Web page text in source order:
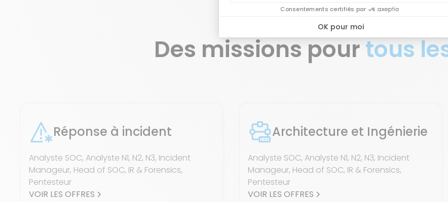
Des missions pourtous
Réponse à incident
Analyste SOC, Analyste N1, N2, N3, Incident
Manageur, Head of SOC, IR & Forensics,
Pentesteur
VOIR LES OFFRES
Architecture et Ingénierie
Analyste SOC, Analyste N1, N2, N3, Incident
Manageur, Head of SOC, IR & Forensics,
Pentesteur
VOIR LES OFFRES